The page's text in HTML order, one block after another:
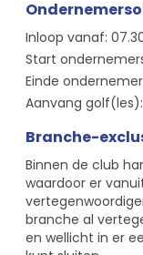
Inloop vanaf:
Start
Einde
Aanvang
Branche-
Binnen de club
waardoor er
branche al
en wellicht in er